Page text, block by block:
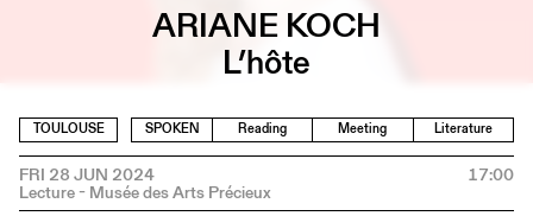
ARIANE KOCH
L’hôte
TOULOUSE SPOKEN Reading Meeting Literature
FRI 28 JUN 2024 17:00